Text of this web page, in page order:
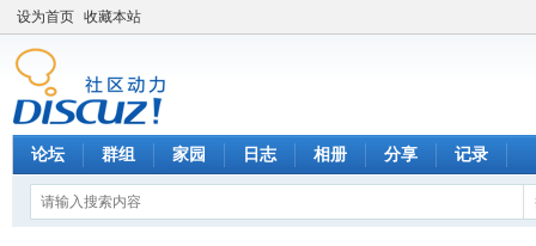
设为首页 收藏本站
论坛 群组 家园 日志 相册 分享 记录